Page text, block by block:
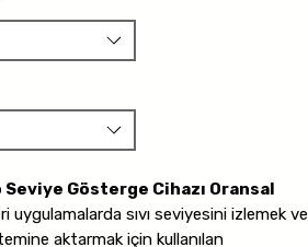
Gösterge Cihazı Oransal
uygulamalarda sıvı seviyesini izlemek ve
aktarmak için kullanılan